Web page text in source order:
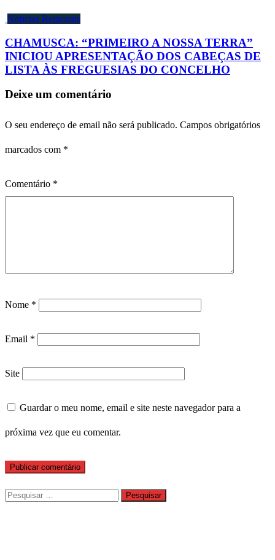
Notícias Regionais
CHAMUSCA: “PRIMEIRO A NOSSA TERRA”
INICIOU APRESENTAÇÃO DOS CABEÇAS DE
LISTA ÀS FREGUESIAS DO CONCELHO
Deixe um comentário
O seu endereço de email não será publicado. Campos obrigatórios
marcados com *
Comentário *
Nome *
Email *
Site
Guardar o meu nome, email e site neste navegador para a
próxima vez que eu comentar.
Pesquisar
por: